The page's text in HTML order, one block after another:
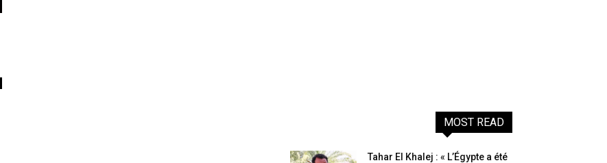
MOST READ
Tahar El Khalej : « L’Égypte a été